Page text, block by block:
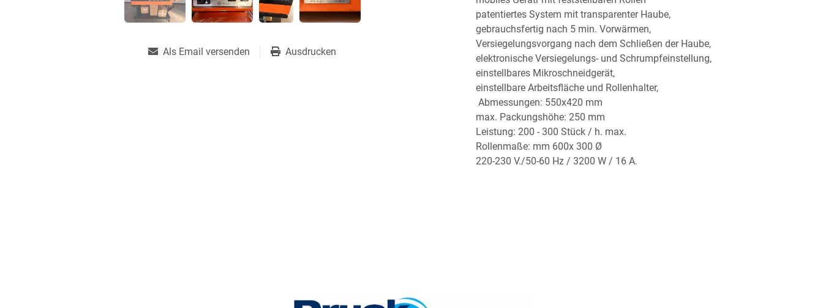
Als Email versenden Ausdrucken
patentiertes System mit transparenter Haube,
gebrauchsfertig nach 5 min. Vorwärmen,
Versiegelungsvorgang nach dem Schließen der Haube,
elektronische Versiegelungs- und Schrumpfeinstellung,
einstellbares Mikroschneidgerät,
einstellbare Arbeitsfläche und Rollenhalter,
Abmessungen: 550x420 mm
max. Packungshöhe: 250 mm
Leistung: 200 - 300 Stück / h. max.
Rollenmaße: mm 600x 300 Ø
220-230 V./50-60 Hz / 3200 W / 16 A.